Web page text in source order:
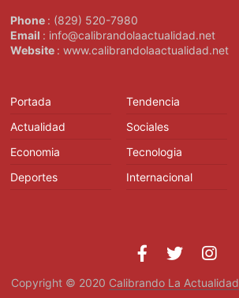
Phone : (829) 520-7980
Email : info@calibrandolaactualidad.net
Website : www.calibrandolaactualidad.net
Portada
Actualidad
Economia
Deportes
Tendencia
Sociales
Tecnologia
Internacional
Copyright © 2020 Calibrando La Actualidad